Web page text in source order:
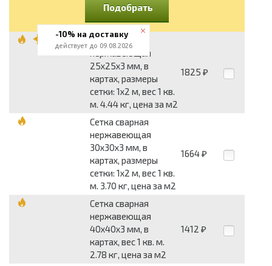
Подобрать
Сетка сварная
нержавеющая
25x25x3 мм, в
картах, размеры
сетки: 1x2 м, вес 1 кв.
м. 4.44 кг, цена за м2
1825 ₽
Сетка сварная
нержавеющая
30x30x3 мм, в
картах, размеры
сетки: 1x2 м, вес 1 кв.
м. 3.70 кг, цена за м2
1664 ₽
Сетка сварная
нержавеющая
40x40x3 мм, в
картах, вес 1 кв. м.
2.78 кг, цена за м2
1412 ₽
-10% на доставку
действует до 09.08.2026